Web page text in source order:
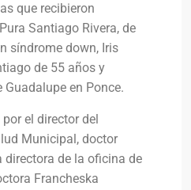
que recibieron
Santiago Rivera, de
síndrome down, Iris
de 55 años y
en Ponce.
el director del
Municipal, doctor
directora de la oficina de
Francheska